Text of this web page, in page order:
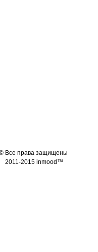
Все права защищены
2011-2015 inmood™